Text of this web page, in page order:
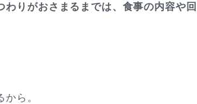
わりがおさまるまでは、食事の内容や回
ら。